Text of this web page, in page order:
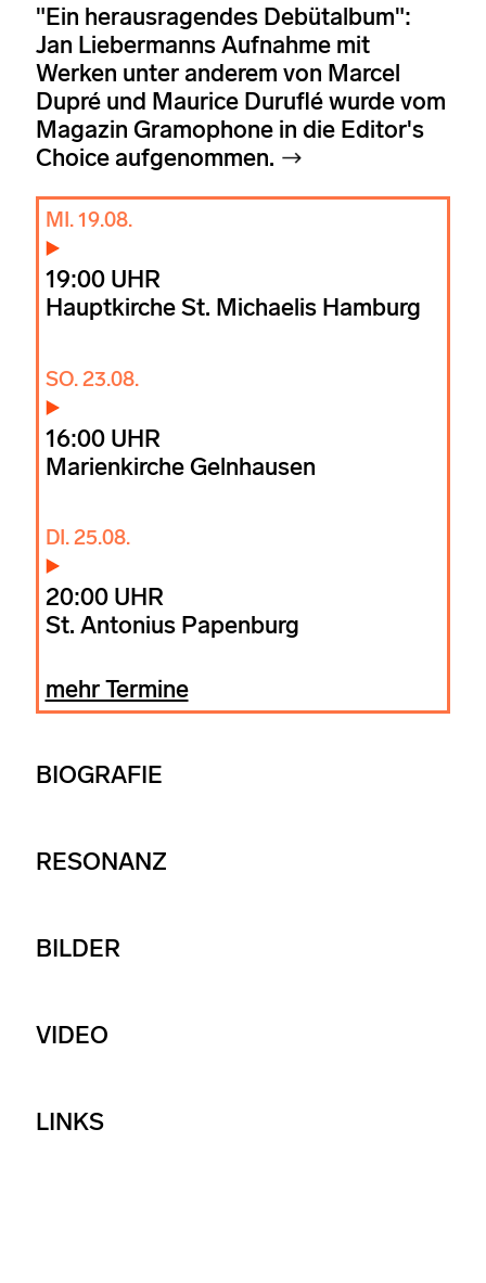
"Ein herausragendes Debütalbum":
Jan Liebermanns Aufnahme mit
Werken unter anderem von Marcel
Dupré und Maurice Duruflé wurde vom
Magazin Gramophone in die Editor's
Choice aufgenommen.
MI. 19.08.
19:00 UHR
Hauptkirche St. Michaelis Hamburg
SO. 23.08.
16:00 UHR
Marienkirche Gelnhausen
DI. 25.08.
20:00 UHR
St. Antonius Papenburg
mehr Termine
BIOGRAFIE
RESONANZ
BILDER
VIDEO
LINKS